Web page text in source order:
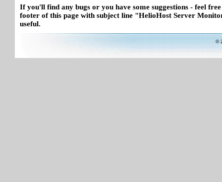
If you'll find any bugs or you have some suggestions - feel
footer of this page with subject line "HelioHost Server
useful.
©